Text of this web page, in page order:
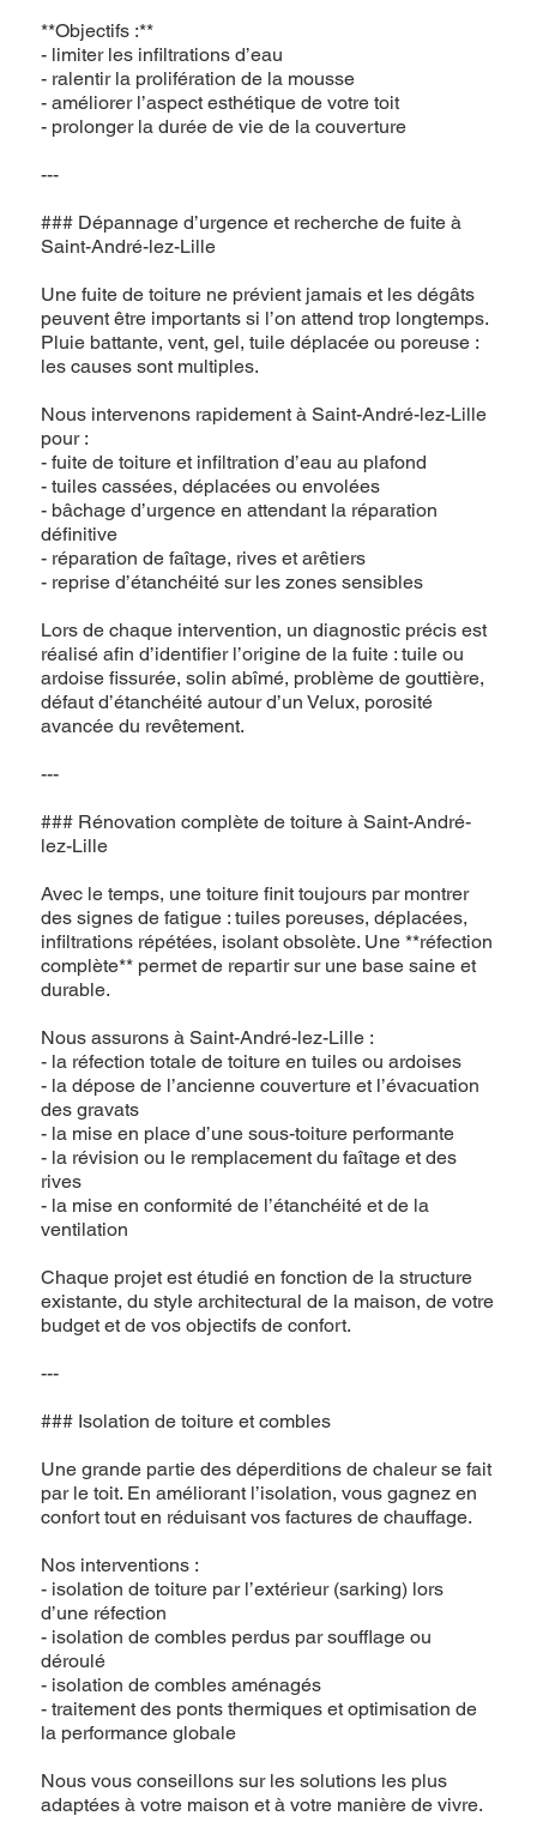
**Objectifs :**
- limiter les infiltrations d’eau
- ralentir la prolifération de la mousse
- améliorer l’aspect esthétique de votre toit
- prolonger la durée de vie de la couverture
---
### Dépannage d’urgence et recherche de fuite à
Saint-André-lez-Lille
Une fuite de toiture ne prévient jamais et les dégâts
peuvent être importants si l’on attend trop longtemps.
Pluie battante, vent, gel, tuile déplacée ou poreuse :
les causes sont multiples.
Nous intervenons rapidement à Saint-André-lez-Lille
pour :
- fuite de toiture et infiltration d’eau au plafond
- tuiles cassées, déplacées ou envolées
- bâchage d’urgence en attendant la réparation
définitive
- réparation de faîtage, rives et arêtiers
- reprise d’étanchéité sur les zones sensibles
Lors de chaque intervention, un diagnostic précis est
réalisé afin d’identifier l’origine de la fuite : tuile ou
ardoise fissurée, solin abîmé, problème de gouttière,
défaut d’étanchéité autour d’un Velux, porosité
avancée du revêtement.
---
### Rénovation complète de toiture à Saint-André-
lez-Lille
Avec le temps, une toiture finit toujours par montrer
des signes de fatigue : tuiles poreuses, déplacées,
infiltrations répétées, isolant obsolète. Une **réfection
complète** permet de repartir sur une base saine et
durable.
Nous assurons à Saint-André-lez-Lille :
- la réfection totale de toiture en tuiles ou ardoises
- la dépose de l’ancienne couverture et l’évacuation
des gravats
- la mise en place d’une sous-toiture performante
- la révision ou le remplacement du faîtage et des
rives
- la mise en conformité de l’étanchéité et de la
ventilation
Chaque projet est étudié en fonction de la structure
existante, du style architectural de la maison, de votre
budget et de vos objectifs de confort.
---
### Isolation de toiture et combles
Une grande partie des déperditions de chaleur se fait
par le toit. En améliorant l’isolation, vous gagnez en
confort tout en réduisant vos factures de chauffage.
Nos interventions :
- isolation de toiture par l’extérieur (sarking) lors
d’une réfection
- isolation de combles perdus par soufflage ou
déroulé
- isolation de combles aménagés
- traitement des ponts thermiques et optimisation de
la performance globale
Nous vous conseillons sur les solutions les plus
adaptées à votre maison et à votre manière de vivre.